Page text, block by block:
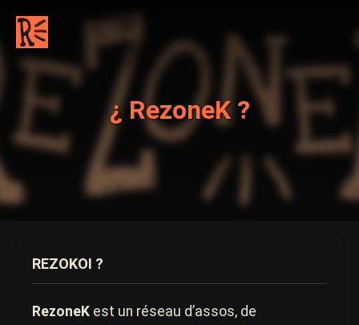
¿ RezoneK ?
REZOKOI ?
RezoneK est un réseau d’assos, de